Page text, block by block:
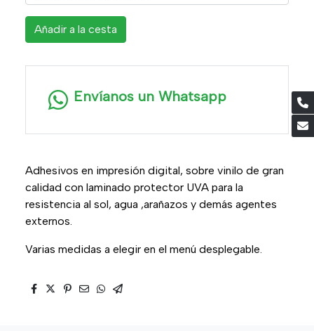
Añadir a la cesta
Envíanos un Whatsapp
Adhesivos en impresión digital, sobre vinilo de gran
calidad con laminado protector UVA para la
resistencia al sol, agua ,arañazos y demás agentes
externos.
Varias medidas a elegir en el menú desplegable.